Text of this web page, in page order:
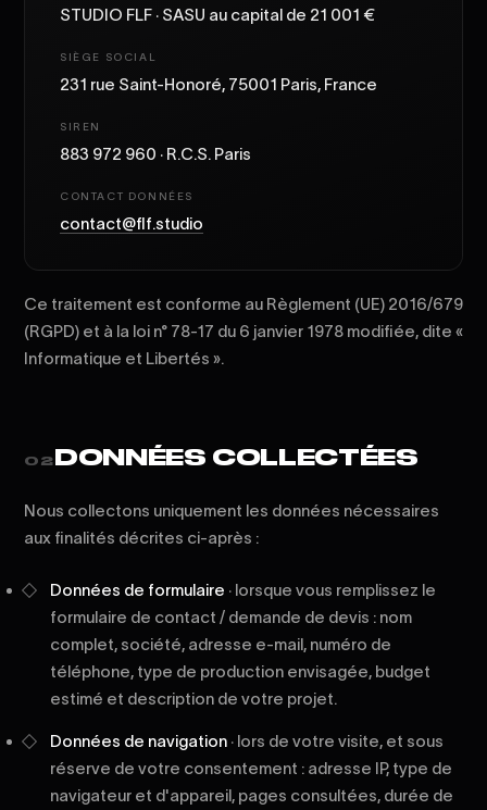
STUDIO FLF · SASU au capital de 21 001 €
SIÈGE SOCIAL
231 rue Saint-Honoré, 75001 Paris, France
SIREN
883 972 960 · R.C.S. Paris
CONTACT DONNÉES
contact@flf.studio
Ce traitement est conforme au Règlement (UE) 2016/679
(RGPD) et à la loi n° 78-17 du 6 janvier 1978 modifiée, dite «
Informatique et Libertés ».
02DONNÉES COLLECTÉES
Nous collectons uniquement les données nécessaires
aux finalités décrites ci-après :
Données de formulaire · lorsque vous remplissez le
formulaire de contact / demande de devis : nom
complet, société, adresse e-mail, numéro de
téléphone, type de production envisagée, budget
estimé et description de votre projet.
Données de navigation · lors de votre visite, et sous
réserve de votre consentement : adresse IP, type de
navigateur et d'appareil, pages consultées, durée de